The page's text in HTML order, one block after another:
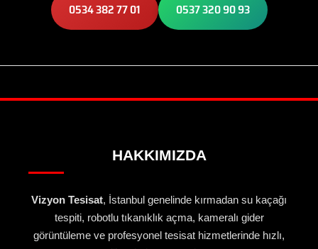
0534 382 77 01 0537 320 90 93
HAKKIMIZDA
Vizyon Tesisat, İstanbul genelinde kırmadan su kaçağı
tespiti, robotlu tıkanıklık açma, kameralı gider
görüntüleme ve profesyonel tesisat hizmetlerinde hızlı,